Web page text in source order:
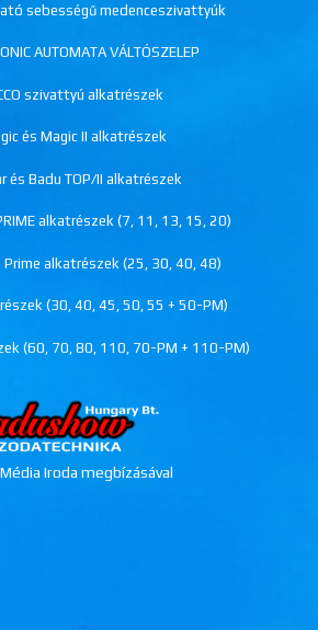
sebességű medenceszivattyúk
AUTOMATA VÁLTÓSZELEP
szivattyú alkatrészek
és Magic II alkatrészek
és Badu TOP/II alkatrészek
alkatrészek (7, 11, 13, 15, 20)
Prime alkatrészek (25, 30, 40, 48)
(30, 40, 45, 50, 55 + 50-PM)
(60, 70, 80, 110, 70-PM + 110-PM)
Iroda megbízásával